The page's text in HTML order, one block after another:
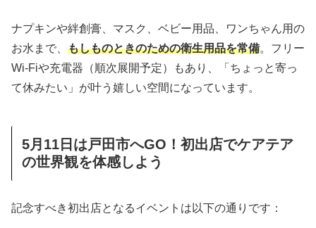
ナプキンや絆創膏、マスク、ベビー用品、ワンちゃん用の
お水まで、 もしものときのための衛生用品を常備。フリー
Wi-Fiや充電器（順次展開予定）もあり、「ちょっと寄っ
て休みたい」が叶う嬉しい空間になっています。
5月11日は戸田市へGO！初出店でケアテア
の世界観を体感しよう
記念すべき初出店となるイベントは以下の通りです：